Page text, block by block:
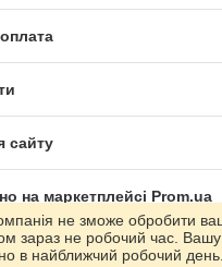
сайту
на маркетплейсі Prom.ua
не зможе обробити
зараз не робочий час.
в найближчий робочий день.